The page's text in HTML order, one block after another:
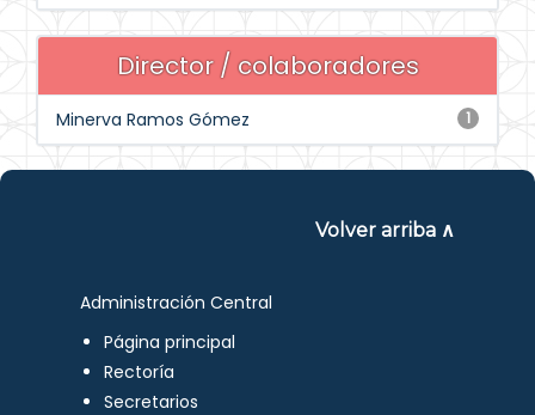
Director / colaboradores
1
Minerva Ramos Gómez
Volver arriba ∧
Administración Central
Página principal
Rectoría
Secretarios